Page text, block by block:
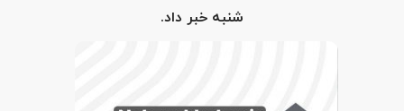
شنبه خبر داد.